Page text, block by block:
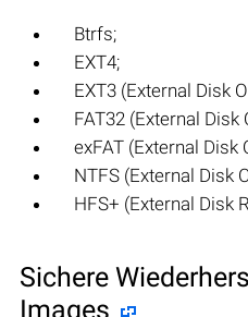
Btrfs;
EXT4;
EXT3 (External Disk
FAT32 (External Disk
exFAT (External Disk
NTFS (External Disk
HFS+ (External Disk
Sichere
Images